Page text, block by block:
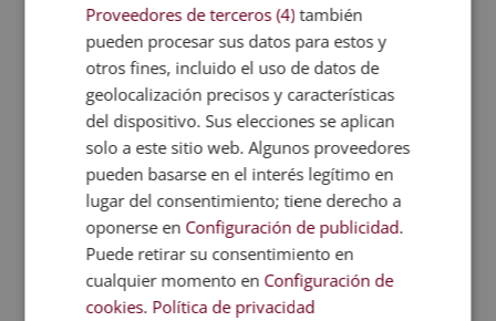
para interpretar leyes y regulaciones que afectan
a las empresas. También debe mantenerse
actualizado sobre los cambios legislativos que
puedan impactar al sector corporativo.
Habilidades de negociación. Los abogados
empresariales a menudo representan a sus
clientes en acuerdos comerciales, mediaciones y
contratos.
Pensamiento analítico y resolución de
problemas
. Debe ser un profesional capaz de
evaluar riesgos, prever consecuencias legales y
Proveedores de terceros (4) también
pueden procesar sus datos para estos y
otros fines, incluido el uso de datos de
geolocalización precisos y características
del dispositivo. Sus elecciones se aplican
solo a este sitio web. Algunos proveedores
pueden basarse en el interés legítimo en
lugar del consentimiento; tiene derecho a
oponerse en Configuración de publicidad.
Puede retirar su consentimiento en
cualquier momento en Configuración de
cookies. Política de privacidad